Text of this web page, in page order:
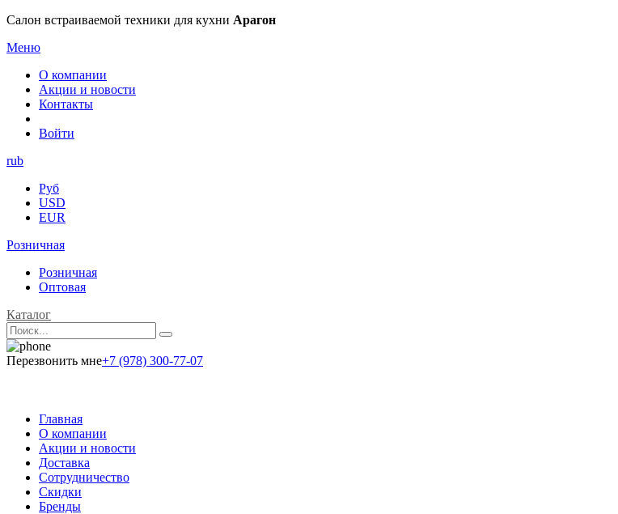
Салон встраиваемой техники для кухни Арагон
Меню
О компании
Акции и новости
Контакты
Войти
rub
Руб
USD
EUR
Розничная
Розничная
Оптовая
Каталог
Перезвонить мне+7 (978) 300-77-07
Главная
О компании
Акции и новости
Доставка
Сотрудничество
Скидки
Бренды